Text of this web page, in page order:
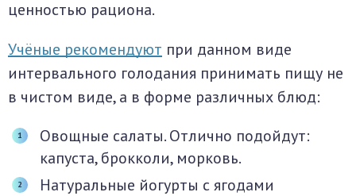
ценностью рациона.
Учёные рекомендуют при данном виде
интервального голодания принимать пищу не
в чистом виде, а в форме различных блюд:
Овощные салаты. Отлично подойдут:
капуста, брокколи, морковь.
Натуральные йогурты с ягодами